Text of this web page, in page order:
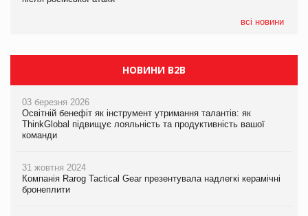
всі новини
НОВИНИ B2B
03 березня 2026
Освітній бенефіт як інструмент утримання талантів: як
ThinkGlobal підвищує лояльність та продуктивність вашої
команди
31 жовтня 2024
Компанія Rarog Tactical Gear презентувала надлегкі керамічні
бронеплити